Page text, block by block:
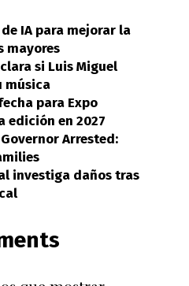
IA para mejorar la
mayores
si Luis Miguel
música
para Expo
edición en 2027
Arrested:
investiga daños tras